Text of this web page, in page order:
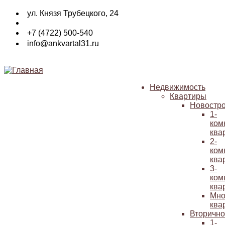
Перейти
основному
содержанию
ул. Князя Трубецкого, 24
+7 (4722) 500-540
info@ankvartal31.ru
Основная
навигация
Недвижимость
Квартиры
1-
2-
3-
1-